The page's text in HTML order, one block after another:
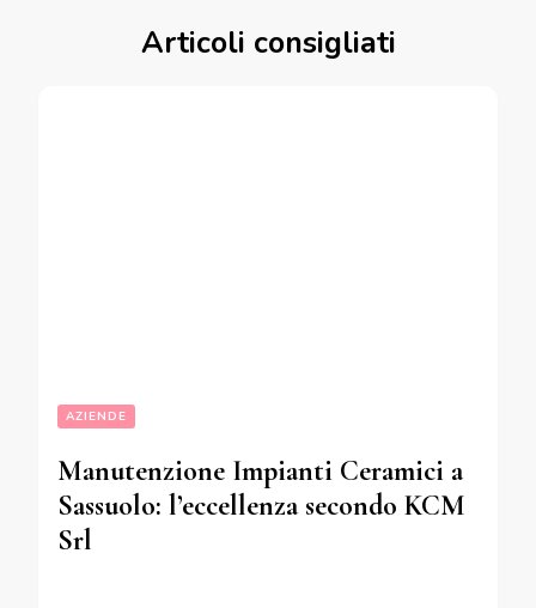
Articoli consigliati
AZIENDE
Manutenzione Impianti Ceramici a
Sassuolo: l’eccellenza secondo KCM
Srl